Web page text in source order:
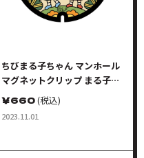
ちびまる子ちゃん マンホール
マグネットクリップ まる子＆
たまちゃん カラーB
￥660(税込)
2023.11.01